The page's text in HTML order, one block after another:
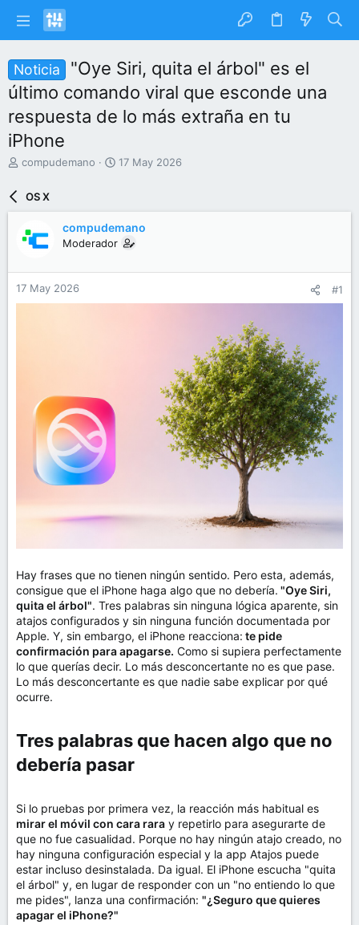
Noticia
"Oye Siri, quita el árbol" es el
último comando viral que esconde una
respuesta de lo más extraña en tu
iPhone
I
a
r
d
e
compudemano
F
d
e
n
c
17 May 2026
OS X
compudemano
Moderador
17 May 2026 #1
Hay frases que no tienen ningún sentido. Pero esta, además,
consigue que el iPhone haga algo que no debería. "Oye Siri,
quita el árbol". Tres palabras sin ninguna lógica aparente, sin
atajos configurados y sin ninguna función documentada por
Apple. Y, sin embargo, el iPhone reacciona: te pide
confirmación para apagarse. Como si supiera perfectamente
lo que querías decir. Lo más desconcertante no es que pase.
Lo más desconcertante es que nadie sabe explicar por qué
ocurre.
Tres palabras que hacen algo que no
debería pasar​
Si lo pruebas por primera vez, la reacción más habitual es
mirar el móvil con cara rara y repetirlo para asegurarte de
que no fue casualidad. Porque no hay ningún atajo creado, no
hay ninguna configuración especial y la app Atajos puede
estar incluso desinstalada. Da igual. El iPhone escucha "quita
el árbol" y, en lugar de responder con un "no entiendo lo que
me pides", lanza una confirmación: "¿Seguro que quieres
apagar el iPhone?"